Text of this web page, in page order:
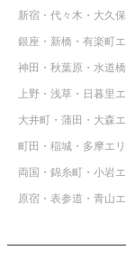
新宿・代々木・大久
銀座・新橋・有楽町
神田・秋葉原・水道
上野・浅草・日暮里
大井町・蒲田・大森
町田・稲城・多摩エ
両国・錦糸町・小岩
原宿・表参道・青山